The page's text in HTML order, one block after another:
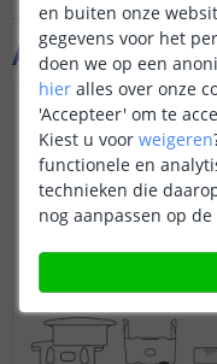
Aanvullende
en buiten onze
gegevens voor het
doen we op een
hier alles over onze
'Accepteer' om te
Kiest u voor weigeren
functionele en
technieken die
nog aanpassen op